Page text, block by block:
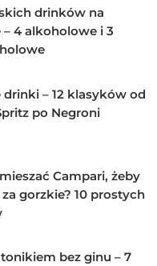
drinków na
– 4 alkoholowe i 3
drinki – 12 klasyków od
po Negroni
Campari, żeby
za gorzkie? 10 prostych
bez ginu – 7